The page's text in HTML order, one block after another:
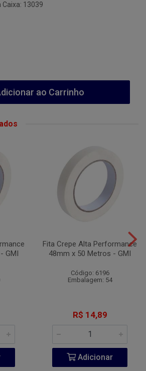
Caixa: 13039
ao Carrinho
GMI
Fita Crepe Alta Performance
48mm x 50 Metros - GMI
Código: 6196
Embalagem: 54
R$ 14,89
Adicionar